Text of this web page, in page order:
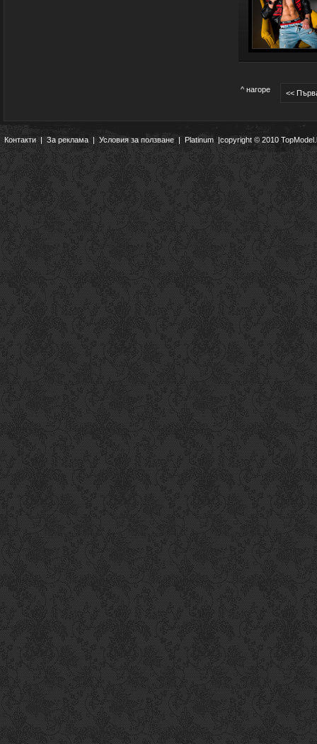
^ нагоре <<
Контакти|За реклама | Условия за ползване | Platinum |copyright © 2010